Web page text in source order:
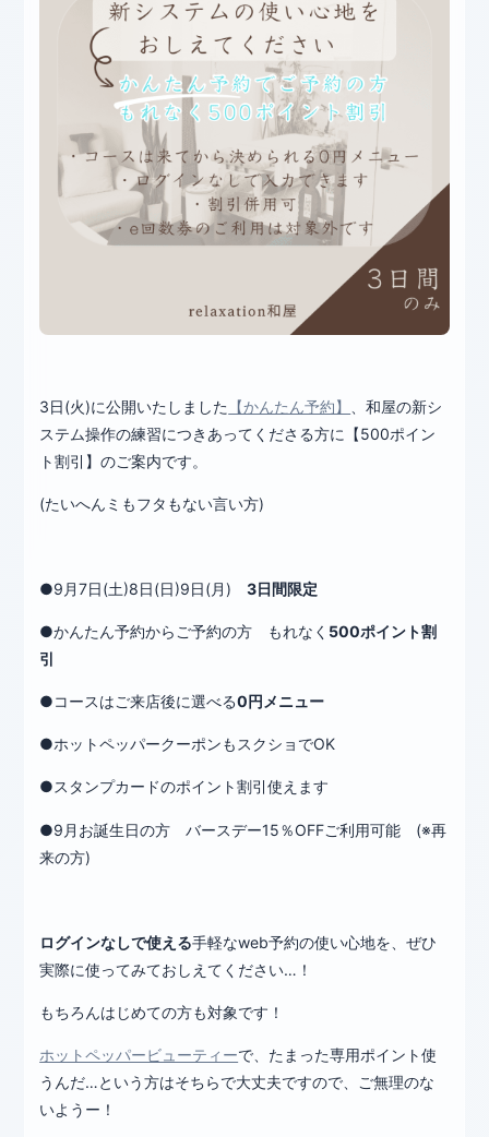
3日(火)に公開いたしました 【かんたん予約】
、和屋の新シ
ステム操作の練習につきあってくださる方に【500ポイン
ト割引】のご案内です。
(たいへんミもフタもない言い方)
●9月7日(土)8日(日)9日(月)3日間限定
●かんたん予約からご予約の方 もれなく 500ポイント割
引
●コースはご来店後に選べる0円メニュー
●ホットペッパークーポンもスクショでOK
●スタンプカードのポイント割引使えます
●9月お誕生日の方 バースデー15％OFFご利用可能 (※再
来の方)
ログインなしで使える手軽なweb予約の使い心地を、ぜひ
実際に使ってみておしえてください…！
もちろんはじめての方も対象です！
ホットペッパービューティーで、たまった専用ポイント使
うんだ…という方はそちらで大丈夫ですので、ご無理のな
いようー！